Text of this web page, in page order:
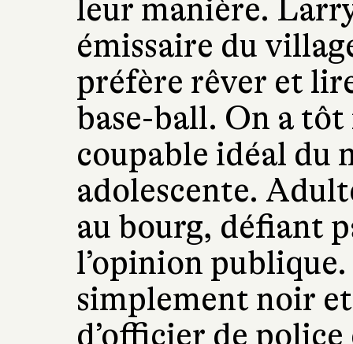
leur manière.
émissaire du
préfère rêver et
base-ball. On a tôt
coupable idéal du
adolescente.
au bourg, défiant
l’opinion
simplement noir
d’officier de